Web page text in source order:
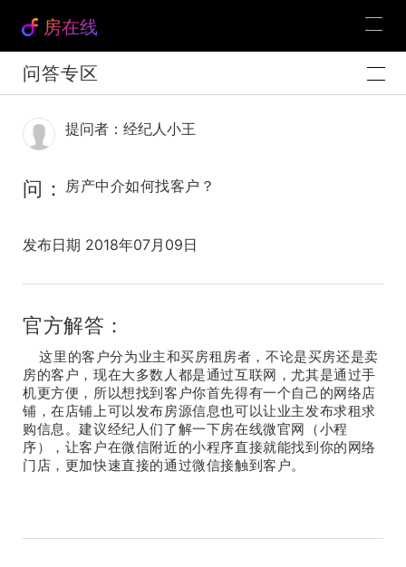
房在线
问答专区
提问者：经纪人小王
问： 房产中介如何找客户？
发布日期 2018年07月09日
官方解答：
这里的客户分为业主和买房租房者，不论是买房还是卖
房的客户，现在大多数人都是通过互联网，尤其是通过手
机更方便，所以想找到客户你首先得有一个自己的网络店
铺，在店铺上可以发布房源信息也可以让业主发布求租求
购信息。建议经纪人们了解一下房在线微官网（小程
序），让客户在微信附近的小程序直接就能找到你的网络
门店，更加快速直接的通过微信接触到客户。